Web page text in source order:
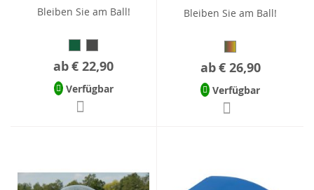
Bleiben Sie am Ball!
ab€ 22,90
Verfügbar
Bleiben Sie am Ball!
ab€ 26,90
Verfügbar